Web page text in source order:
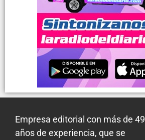
Empresa editorial con más de 49
años de experiencia, que se